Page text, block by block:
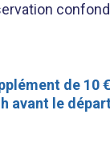
de 10
avant le